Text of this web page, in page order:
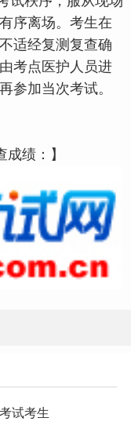
序离场。考生在
适经复测复查确
考点医护人员进
参加当次考试。
绩：】
试考生